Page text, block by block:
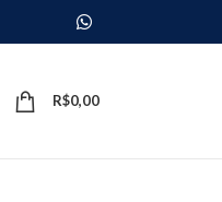
R$0,00